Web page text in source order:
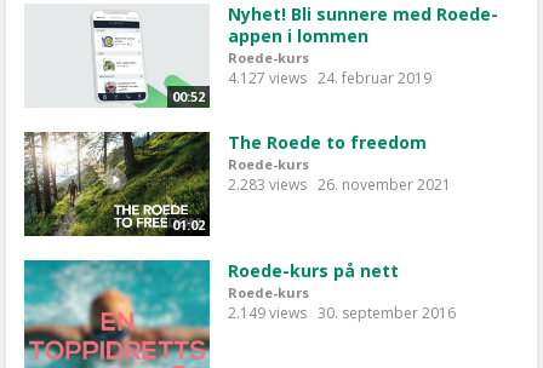
00:52
Nyhet! Bli sunnere med Roede-
appen i lommen
Roede-kurs
4.127 views 24. februar 2019
01:02
The Roede to freedom
Roede-kurs
2.283 views 26. november 2021
Roede-kurs på nett
Roede-kurs
2.149 views 30. september 2016